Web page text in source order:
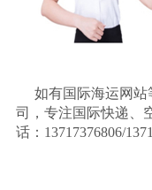
如有国际海运网
司，专注国际快递、
话： 13717376806/